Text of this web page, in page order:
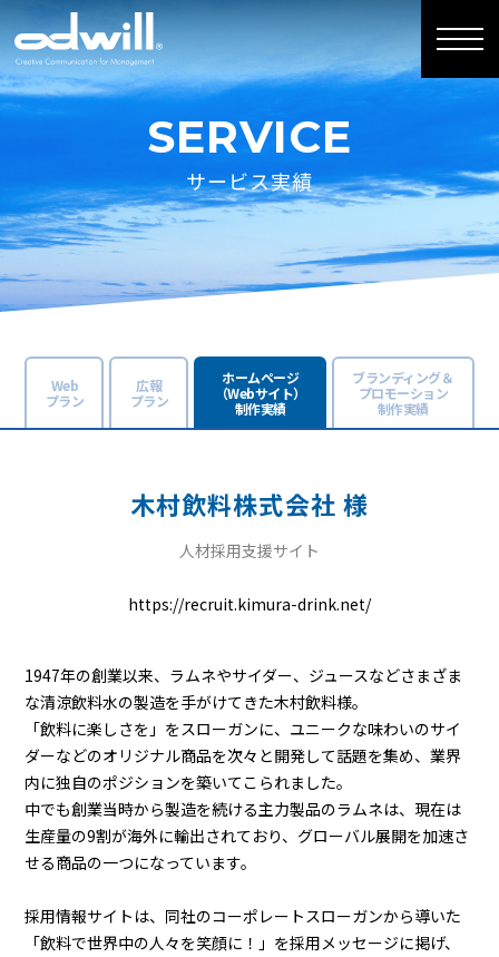
SERVICE
サービス実績
Web
プラン
広報
プラン
ホームページ
（Webサイト）
制作実績
ブランディング＆
プロモーション
制作実績
木村飲料株式会社 様
人材採用支援サイト
https://recruit.kimura-drink.net/
1947年の創業以来、ラムネやサイダー、ジュースなどさまざま
な清涼飲料水の製造を手がけてきた木村飲料様。
「飲料に楽しさを」をスローガンに、ユニークな味わいのサイ
ダーなどのオリジナル商品を次々と開発して話題を集め、業界
内に独自のポジションを築いてこられました。
中でも創業当時から製造を続ける主力製品のラムネは、現在は
生産量の9割が海外に輸出されており、グローバル展開を加速さ
せる商品の一つになっています。
採用情報サイトは、同社のコーポレートスローガンから導いた
「飲料で世界中の人々を笑顔に！」を採用メッセージに掲げ、